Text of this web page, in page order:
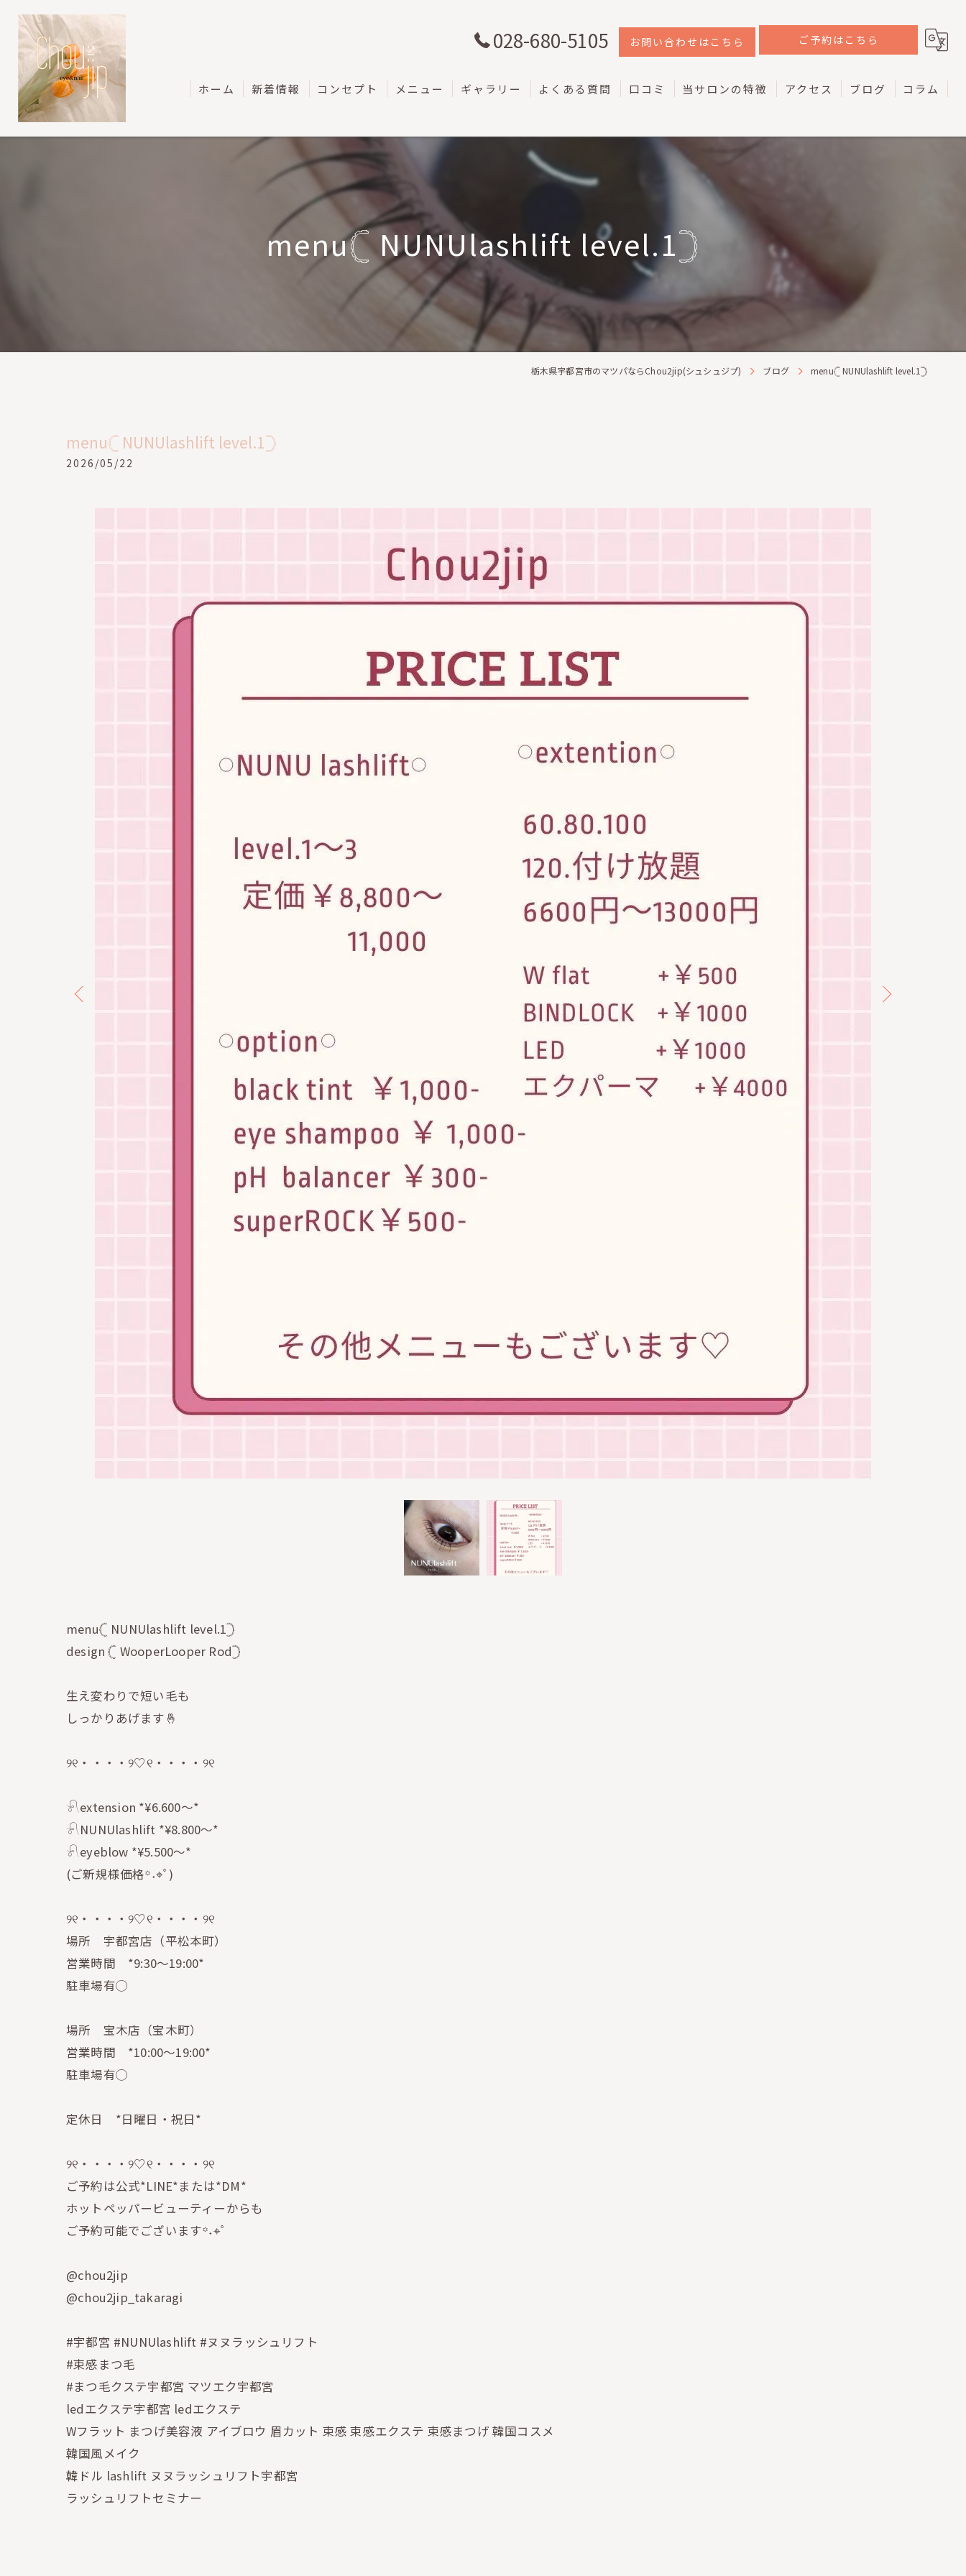
028-680-5105 お問い合わせはこちら ご予約はこちら
ホーム 新着情報 コンセプト メニュー ギャラリー よくある質問 口コミ 当サロンの特徴
韓国
ラッシュリフト
マツエク
アクセス ブログ コラム
menu𓊆 NUNUlashlift level.1𓊇
栃木県宇都宮市のマツパならChou2jip(シュシュジプ) ブログ menu𓊆 NUNUlashlift level.1𓊇
menu𓊆 NUNUlashlift level.1𓊇
2026/05/22
menu𓊆 NUNUlashlift level.1𓊇
design 𓊆 WooperLooper Rod𓊇
生え変わりで短い毛も
しっかりあげます🤞
୨୧・・・・୨♡୧・・・・୨୧
𓍯extension *¥6.600〜*
𓍯NUNUlashlift *¥8.800〜*
𓍯eyeblow *¥5.500〜*
(ご新規様価格꙳˖⌖ﾟ)
୨୧・・・・୨♡୧・・・・୨୧
場所 宇都宮店（平松本町）
営業時間 *9:30〜19:00*
駐車場有◯
場所 宝木店（宝木町）
営業時間 *10:00〜19:00*
駐車場有◯
定休日 *日曜日・祝日*
୨୧・・・・୨♡୧・・・・୨୧
ご予約は公式*LINE*または*DM*
ホットペッパービューティーからも
ご予約可能でございます꙳˖⌖ﾟ
@chou2jip
@chou2jip_takaragi
#宇都宮 #NUNUlashlift #ヌヌラッシュリフト
#束感まつ毛
#まつ毛クステ宇都宮 マツエク宇都宮
ledエクステ宇都宮 ledエクステ
Wフラット まつげ美容液 アイブロウ 眉カット 束感 束感エクステ 束感まつげ 韓国コスメ
韓国風メイク
韓ドル lashlift ヌヌラッシュリフト宇都宮
ラッシュリフトセミナー